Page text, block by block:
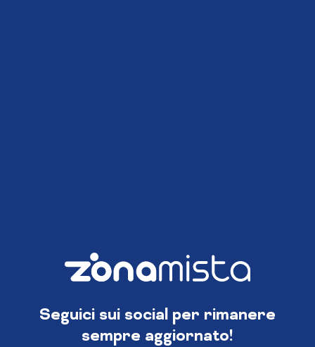
Seguici sui social per rimanere
sempre aggiornato!